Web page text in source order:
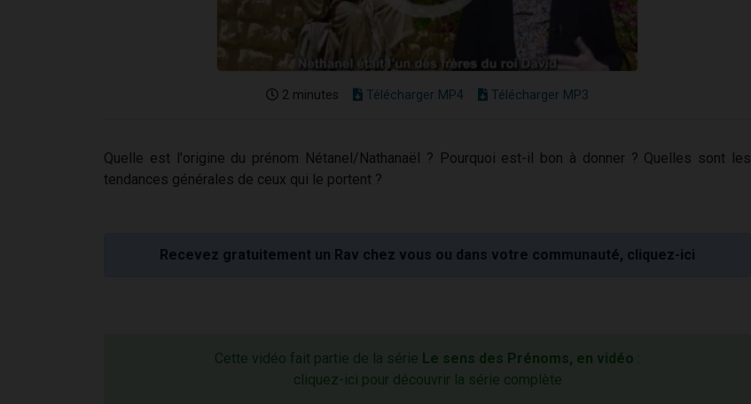
2 minutes Télécharger MP4 Télécharger MP3
Quelle est l'origine du prénom Nétanel/Nathanaël ? Pourquoi est-il bon à donner ? Quelles sont les
tendances générales de ceux qui le portent ?
Recevez gratuitement un Rav chez vous ou dans votre communauté, cliquez-ici
Cette vidéo fait partie de la série Le sens des Prénoms, en vidéo :
cliquez-ici pour découvrir la série complète